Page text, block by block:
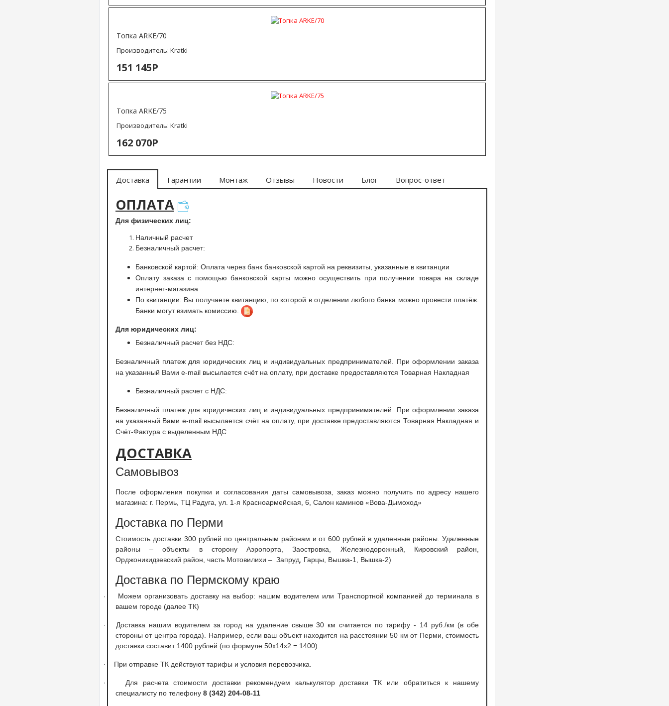
Топка ARKE/70
Производитель: Kratki
151 145Р
Топка ARKE/75
Производитель: Kratki
162 070Р
Доставка Гарантии Монтаж Отзывы Новости Блог Вопрос-ответ
ОПЛАТА
Для физических лиц:
Наличный расчет
Безналичный расчет:
Банковской картой: Оплата через банк банковской картой на реквизиты, указанные в квитанции
Оплату заказа с помощью банковской карты можно осуществить при получении товара на складе
интернет-магазина
По квитанции: Вы получаете квитанцию, по которой в отделении любого банка можно провести платёж.
Банки могут взимать комиссию.
Для юридических лиц:
Безналичный расчет без НДС:
Безналичный платеж для юридических лиц и индивидуальных предпринимателей. При оформлении заказа
на указанный Вами e-mail высылается счёт на оплату, при доставке предоставляются Товарная Накладная
Безналичный расчет с НДС:
Безналичный платеж для юридических лиц и индивидуальных предпринимателей. При оформлении заказа
на указанный Вами e-mail высылается счёт на оплату, при доставке предоставляются Товарная Накладная и
Счёт-Фактура с выделенным НДС
ДОСТАВКА
Самовывоз
После оформления покупки и согласования даты самовывоза, заказ можно получить по адресу нашего
магазина: г. Пермь, ТЦ Радуга, ул. 1-я Красноармейская, 6, Салон каминов «Вова-Дымоход»
Доставка по Перми
Стоимость доставки 300 рублей по центральным районам и от 600 рублей в удаленные районы. Удаленные
районы – объекты в сторону Аэропорта, Заостровка, Железнодорожный, Кировский район,
Орджоникидзевский район, часть Мотовилихи – Запруд, Гарцы, Вышка-1, Вышка-2)
Доставка по Пермскому краю
·
Можем организовать доставку на выбор: нашим водителем или Транспортной компанией до терминала в
вашем городе (далее ТК)
·
Доставка нашим водителем за город на удаление свыше 30 км считается по тарифу - 14 руб./км (в обе
стороны от центра города). Например, если ваш объект находится на расстоянии 50 км от Перми, стоимость
доставки составит 1400 рублей (по формуле 50х14х2 = 1400)
· При отправке ТК действуют тарифы и условия перевозчика.
·
Для расчета стоимости доставки рекомендуем калькулятор доставки ТК или обратиться к нашему
специалисту по телефону 8 (342) 204-08-11